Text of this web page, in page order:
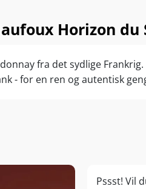
Horizon
fra det sydlige
- for en ren og autentisk
Pssst! Vil